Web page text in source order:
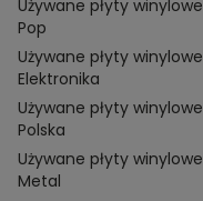
Używane płyty winylowe
Pop
Używane płyty winylowe
Elektronika
Używane płyty winylowe
Polska
Używane płyty winylowe
Metal